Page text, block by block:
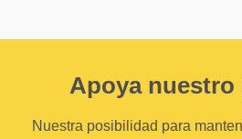
Apoya nuestro
Nuestra posibilidad para